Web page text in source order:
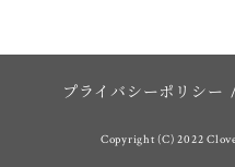
プライバシーポリシー /
Copyright (C) 2022